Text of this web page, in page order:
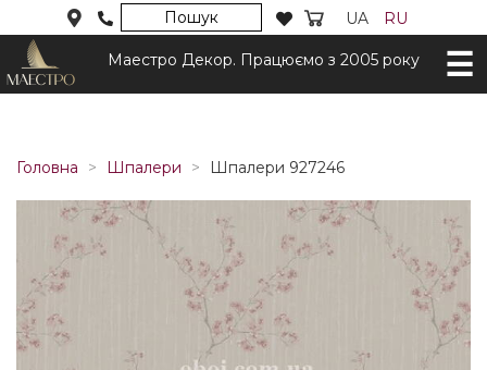
Пошук UA RU
Маестро Декор. Працюємо з 2005 року
Головна Шпалери Шпалери 927246